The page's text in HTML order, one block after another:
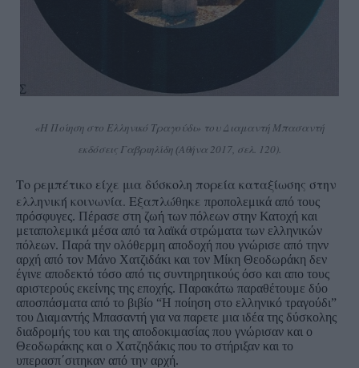
«Η Ποίηση στο Ελληνικό Τραγούδι» του Διαμαντή Μπασαντή
εκδόσεις Γαβριηλίδη (Αθήνα 2017, σελ. 120).
Το ρεμπέτικο είχε μια δύσκολη πορεία καταξίωσης στην
ελληνική κοινωνία. Εξαπλώθηκε προπολεμικά από τους
πρόσφυγες. Πέρασε στη ζωή των πόλεων στην Κατοχή και
μεταπολεμικά μέσα από τα λαϊκά στρώματα των ελληνικών
πόλεων. Παρά την ολόθερμη αποδοχή που γνώρισε από τηνν
αρχή από τον Μάνο Χατζιδάκι και τον Μίκη Θεοδωράκη δεν
έγινε αποδεκτό τόσο από τις συντηρητικούς όσο και απο τους
αριστερούς εκείνης της εποχής. Παρακάτω παραθέτουμε δύο
αποσπάσματα από το βιβίο “Η ποίηση στο ελληνικό τραγούδι”
του Διαμαντής Μπασαντή για να παρετε μια ιδέα της δύσκολης
διαδρομής του και της αποδοκιμασίας που γνώρισαν και ο
Θεοδωράκης και ο Χατζηδάκις που το στήριξαν και το
υπερασπ΄σιτηκαν από την αρχή.